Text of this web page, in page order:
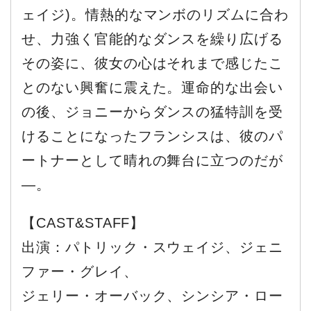
ェイジ)。情熱的なマンボのリズムに合わ
せ、力強く官能的なダンスを繰り広げる
その姿に、彼女の心はそれまで感じたこ
とのない興奮に震えた。運命的な出会い
の後、ジョニーからダンスの猛特訓を受
けることになったフランシスは、彼のパ
ートナーとして晴れの舞台に立つのだが
―。
【CAST&STAFF】
出演：パトリック・スウェイジ、ジェニ
ファー・グレイ、
ジェリー・オーバック、シンシア・ロー